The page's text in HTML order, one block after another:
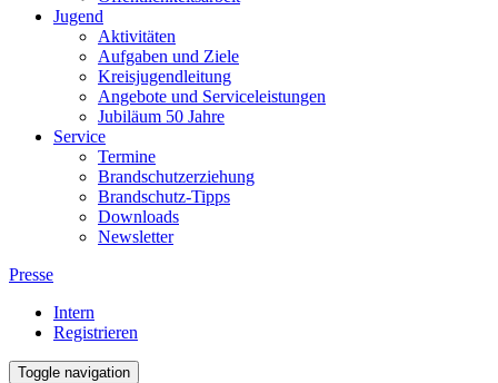
Jugend
Aktivitäten
Aufgaben und Ziele
Kreisjugendleitung
Angebote und Serviceleistungen
Jubiläum 50 Jahre
Service
Termine
Brandschutzerziehung
Brandschutz-Tipps
Downloads
Newsletter
Presse
Intern
Registrieren
Toggle navigation